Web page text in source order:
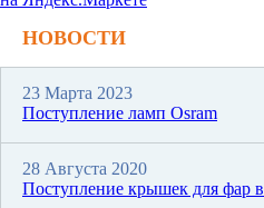
НОВОСТИ
23 Марта 2023
Поступление ламп Osram
28 Августа 2020
Поступление крышек для фар